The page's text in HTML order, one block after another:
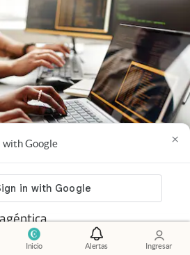
Inicio Alertas Ingresar
with Google ×
trabajo de los desarrolladores